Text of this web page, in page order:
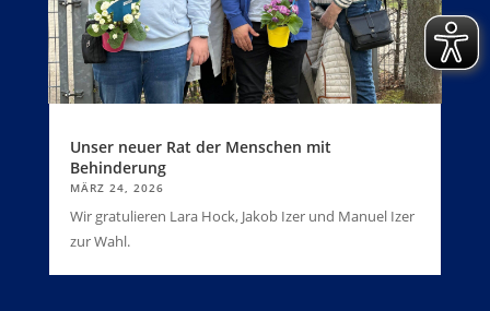
Unser neuer Rat der Menschen mit
Behinderung
MÄRZ 24, 2026
Wir gratulieren Lara Hock, Jakob Izer und Manuel Izer
zur Wahl.